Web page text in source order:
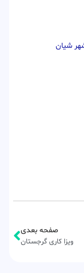
شیان
صفحه بعدی
ویزا کاری گرجستان